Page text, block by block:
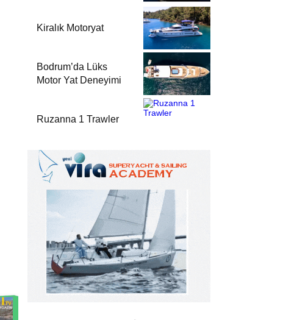
Kiralık Motoryat
Bodrum’da Lüks
Motor Yat Deneyimi
Ruzanna 1 Trawler